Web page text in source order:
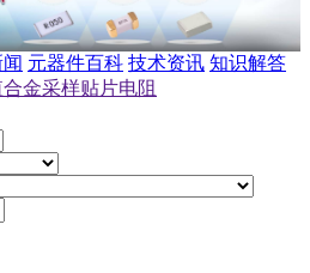
元器件百科 技术资讯 知识解答
金采样贴片电阻